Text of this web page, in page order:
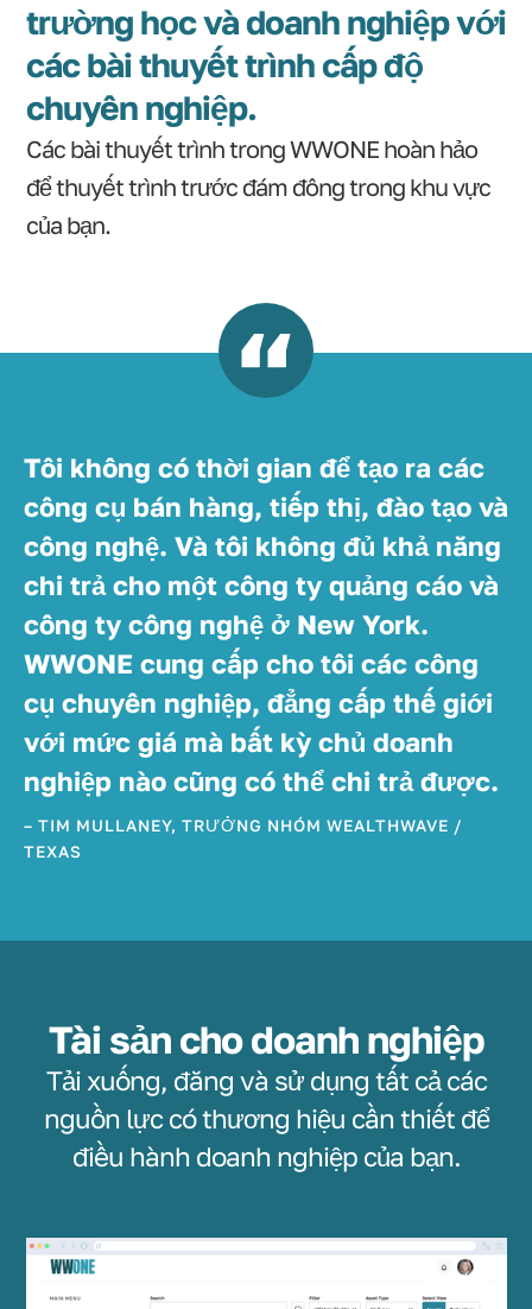
trường học và doanh nghiệp với
các bài thuyết trình cấp độ
chuyên nghiệp.
Các bài thuyết trình trong WWONE hoàn hảo
để thuyết trình trước đám đông trong khu vực
của bạn.
Tôi không có thời gian để tạo ra các
công cụ bán hàng, tiếp thị, đào tạo và
công nghệ. Và tôi không đủ khả năng
chi trả cho một công ty quảng cáo và
công ty công nghệ ở New York.
WWONE cung cấp cho tôi các công
cụ chuyên nghiệp, đẳng cấp thế giới
với mức giá mà bất kỳ chủ doanh
nghiệp nào cũng có thể chi trả được.
– TIM MULLANEY, TRƯỞNG NHÓM WEALTHWAVE /
TEXAS
Tài sản cho doanh nghiệp
Tải xuống, đăng và sử dụng tất cả các
nguồn lực có thương hiệu cần thiết để
điều hành doanh nghiệp của bạn.